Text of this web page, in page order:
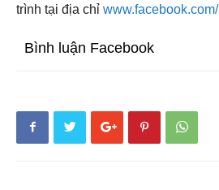
trình tại địa chỉ
Bình luận Facebook